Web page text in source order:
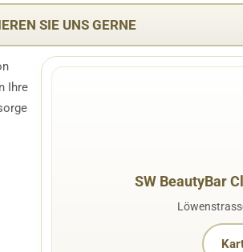
SIE UNS GERNE
Ihre
SW BeautyBar